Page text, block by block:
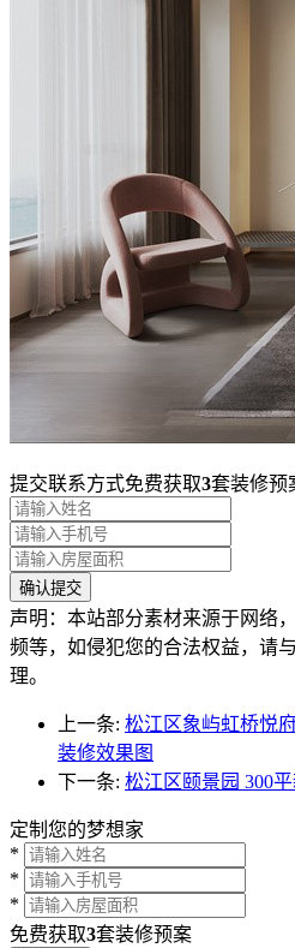
提交联系方式免费获取3套装修预
声明：本站部分素材来源于网络
频等，如侵犯您的合法权益，请
理。
上一条: 松江区象屿虹桥悦
装修效果图
下一条: 松江区颐景园 300
定制您的梦想家
*
*
*
免费获取3套装修预案